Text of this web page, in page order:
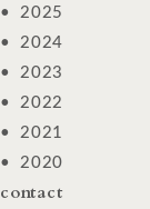
2025
2024
2023
2022
2021
2020
contact